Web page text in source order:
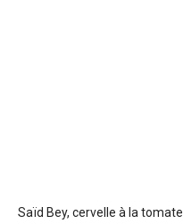
Saïd Bey, cervelle à la tomate